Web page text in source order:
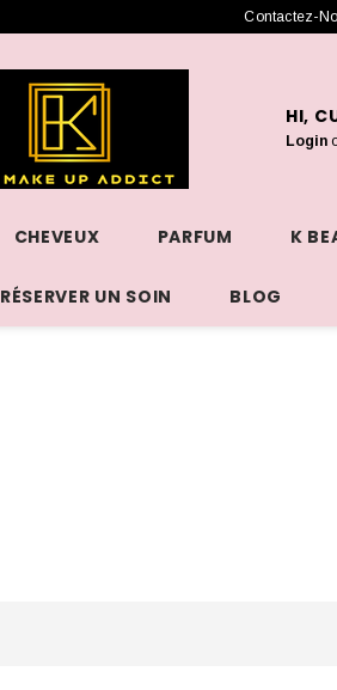
Contactez-
HI,
Login
CHEVEUX PARFUM K
RÉSERVER UN SOIN BLOG